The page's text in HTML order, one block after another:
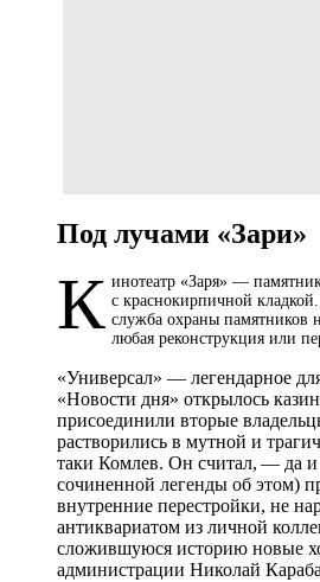
Под лучами «Зари»
К инотеатр «Заря» —
с краснокирпичной
служба охраны памятников
любая реконструкция или
«Универсал» — легендарное
«Новости дня» открылось
присоединили вторые
растворились в мутной и
таки Комлев. Он считал, — да и
сочиненной легенды об этом)
внутренние перестройки, не
антиквариатом из личной
сложившуюся историю новые
администрации Николай